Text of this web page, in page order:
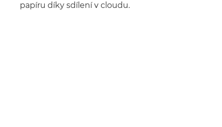
papíru díky sdílení v cloudu.